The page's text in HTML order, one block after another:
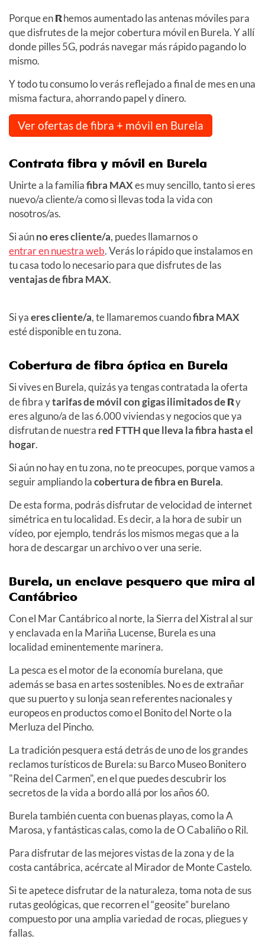
Porque enRhemos aumentado las antenas móviles para
que disfrutes de la mejor cobertura móvil en Burela. Y allí
donde pilles 5G, podrás navegar más rápido pagando lo
mismo.
Y todo tu consumo lo verás reflejado a final de mes en una
misma factura, ahorrando papel y dinero.
Ver ofertas de fibra + móvil en Burela
Contrata fibra y móvil en Burela
Unirte a la familiafibra MAXes muy sencillo, tanto si eres
nuevo/a cliente/a como si llevas toda la vida con
nosotros/as.
Si aúnno eres cliente/a, puedes llamarnos o
entrar en nuestra web. Verás lo rápido que instalamos en
tu casa todo lo necesario para que disfrutes de las
ventajas de fibra MAX.
Si yaeres cliente/a, te llamaremos cuandofibra MAX
esté disponible en tu zona.
Cobertura de fibra óptica en Burela
Si vives en Burela, quizás ya tengas contratada la oferta
de fibra ytarifas de móvil con gigas ilimitados deRy
eres alguno/a de las 6.000 viviendas y negocios que ya
disfrutan de nuestra red FTTH que lleva la fibra hasta el
hogar.
Si aún no hay en tu zona, no te preocupes, porque vamos a
seguir ampliando lacobertura de fibra en Burela.
De esta forma, podrás disfrutar de velocidad de internet
simétrica en tu localidad. Es decir, a la hora de subir un
vídeo, por ejemplo, tendrás los mismos megas que a la
hora de descargar un archivo o ver una serie.
Burela, un enclave pesquero que mira al
Cantábrico
Con el Mar Cantábrico al norte, la Sierra del Xistral al sur
y enclavada en la Mariña Lucense, Burela es una
localidad eminentemente marinera.
La pesca es el motor de la economía burelana, que
además se basa en artes sostenibles. No es de extrañar
que su puerto y su lonja sean referentes nacionales y
europeos en productos como el Bonito del Norte o la
Merluza del Pincho.
La tradición pesquera está detrás de uno de los grandes
reclamos turísticos de Burela: su Barco Museo Bonitero
"Reina del Carmen", en el que puedes descubrir los
secretos de la vida a bordo allá por los años 60.
Burela también cuenta con buenas playas, como la A
Marosa, y fantásticas calas, como la de O Cabaliño o Ril.
Para disfrutar de las mejores vistas de la zona y de la
costa cantábrica, acércate al Mirador de Monte Castelo.
Si te apetece disfrutar de la naturaleza, toma nota de sus
rutas geológicas, que recorren el “geosite” burelano
compuesto por una amplia variedad de rocas, pliegues y
fallas.